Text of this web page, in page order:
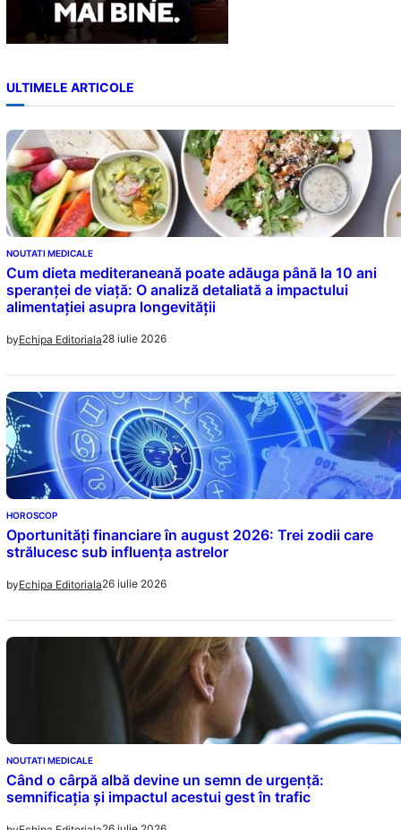
ULTIMELE ARTICOLE
NOUTATI MEDICALE
Cum dieta mediteraneană poate adăuga până la 10 ani
speranței de viață: O analiză detaliată a impactului
alimentației asupra longevității
byEchipa Editoriala28 iulie 2026
HOROSCOP
Oportunități financiare în august 2026: Trei zodii care
strălucesc sub influența astrelor
byEchipa Editoriala26 iulie 2026
NOUTATI MEDICALE
Când o cârpă albă devine un semn de urgență:
semnificația și impactul acestui gest în trafic